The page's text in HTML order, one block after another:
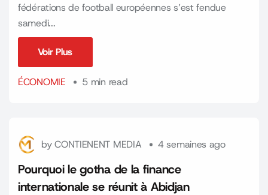
fédérations de football européennes s’est fendue
samedi...
Voir Plus
ÉCONOMIE
5 min read
byCONTIENENT MEDIA 4 semaines ago
Pourquoi le gotha de la finance
internationale se réunit à Abidjan